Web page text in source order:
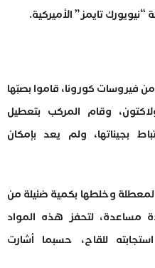
تايمز” الأميركية.
من فيروسات كورونا، قاموا بصبّها
وقام المركب بتعطيل
بجيناتها، ولم يعد بإمكان
وخلطها بكمية ضئيلة من
مساعدة، لتحفز هذه المواد
للقاح، حسبما أشارت